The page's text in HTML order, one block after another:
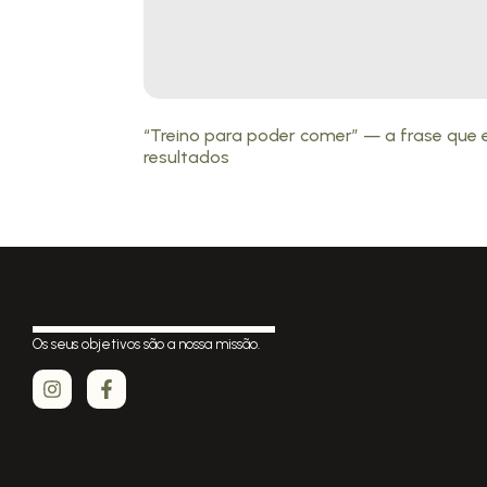
“Treino para poder comer” — a frase
resultados
Os seus objetivos são a nossa missão.